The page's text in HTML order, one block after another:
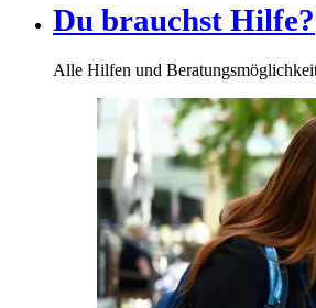
Du brauchst Hilfe?
Alle Hilfen und